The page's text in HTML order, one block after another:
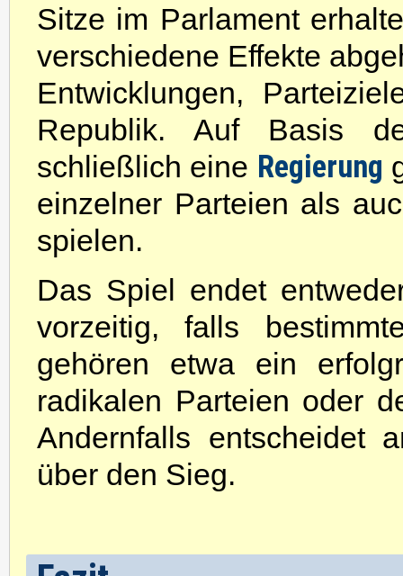
Sitze im Parlament
verschiedene Effekte
Entwicklungen,
Republik. Auf Basis
schließlich eine Regierung
einzelner Parteien als
spielen.
Das Spiel endet
vorzeitig, falls
gehören etwa ein
radikalen Parteien oder
Andernfalls entscheidet
über den Sieg.